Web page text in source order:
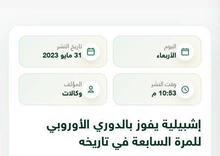
اليوم
الأربعاء
تاريخ النشر
31 مايو 2023
وقت النشر
10:53 م
المؤلف
وكالات
إشبيلية يفوز بالدوري الأوروبي
للمرة السابعة في تاريخه